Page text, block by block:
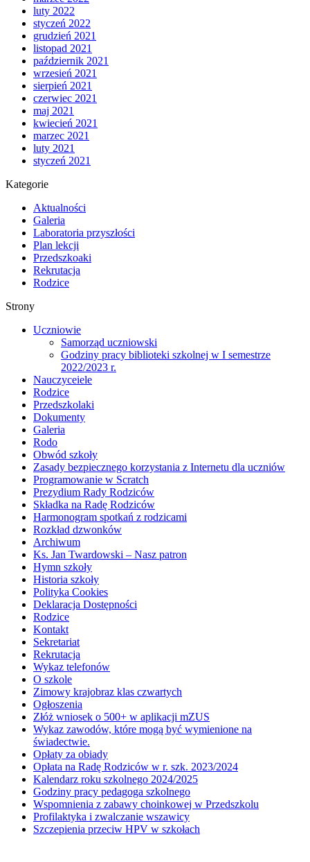
luty 2022
styczeń 2022
grudzień 2021
listopad 2021
październik 2021
wrzesień 2021
sierpień 2021
czerwiec 2021
maj 2021
kwiecień 2021
marzec 2021
luty 2021
styczeń 2021
Kategorie
Aktualności
Galeria
Laboratoria przyszłości
Plan lekcji
Przedszkoaki
Rekrutacja
Rodzice
Strony
Uczniowie
Samorząd uczniowski
Godziny pracy biblioteki szkolnej w I semestrze
2022/2023 r.
Nauczyceiele
Rodzice
Przedszkolaki
Dokumenty
Galeria
Rodo
Obwód szkoły
Zasady bezpiecznego korzystania z Internetu dla uczniów
Programowanie w Scratch
Prezydium Rady Rodziców
Składka na Radę Rodziców
Harmonogram spotkań z rodzicami
Rozkład dzwonków
Archiwum
Ks. Jan Twardowski – Nasz patron
Hymn szkoły
Historia szkoły
Polityka Cookies
Deklaracja Dostępności
Rodzice
Kontakt
Sekretariat
Rekrutacja
Wykaz telefonów
O szkole
Zimowy krajobraz klas czwartych
Ogłoszenia
Złóż wniosek o 500+ w aplikacji mZUS
Wykaz zawodów, które mogą być wymienione na
świadectwie.
Opłaty za obiady
Opłata na Radę Rodziców w r. szk. 2023/2024
Kalendarz roku szkolnego 2024/2025
Godziny pracy pedagoga szkolnego
Wspomnienia z zabawy choinkowej w Przedszkolu
Profilaktyka i zwalczanie wszawicy
Szczepienia przeciw HPV w szkołach